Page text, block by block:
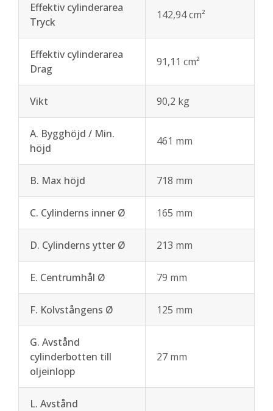
Effektiv cylinderarea
Tryck
142,94 cm²
Effektiv cylinderarea
Drag
91,11 cm²
Vikt 90,2 kg
A. Bygghöjd / Min.
höjd
461 mm
B. Max höjd 718 mm
C. Cylinderns inner Ø 165 mm
D. Cylinderns ytter Ø 213 mm
E. Centrumhål Ø 79 mm
F. Kolvstångens Ø 125 mm
G. Avstånd
cylinderbotten till
oljeinlopp
27 mm
L. Avstånd